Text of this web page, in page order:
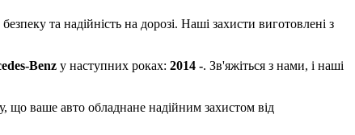
та надійність на дорозі. Наші захисти виготовлені з
Benz у наступних роках: 2014 -. Зв'яжіться з нами, і наші
що ваше авто обладнане надійним захистом від